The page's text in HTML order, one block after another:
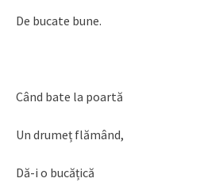
De bucate bune.
Când bate la poartă
Un drumeț flămând,
Dă-i o bucățică